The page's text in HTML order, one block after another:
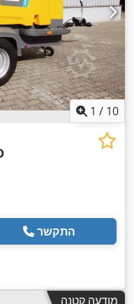
1 / 10
התקשר
מודעה קטנה